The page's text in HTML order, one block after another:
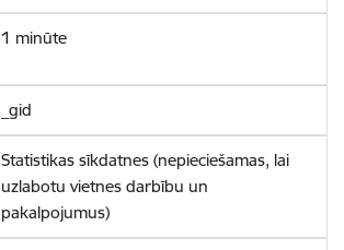
1 minūte
_gid
Statistikas sīkdatnes (nepieciešamas, lai
uzlabotu vietnes darbību un
pakalpojumus)